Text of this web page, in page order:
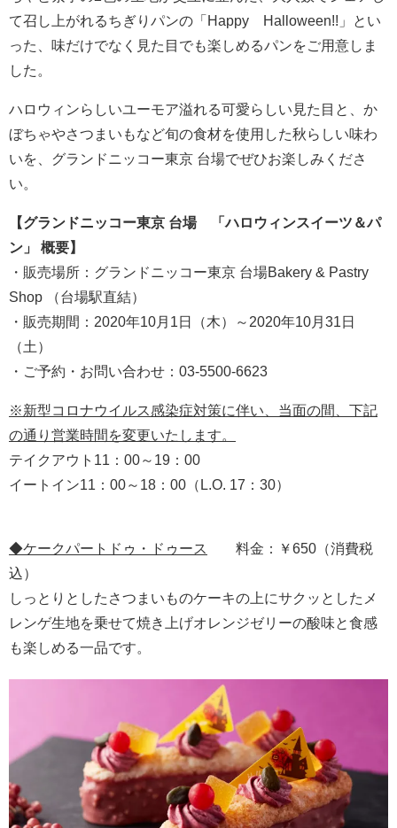
て召し上がれるちぎりパンの「Happy Halloween!!」とい
った、味だけでなく見た目でも楽しめるパンをご用意しま
した。
ハロウィンらしいユーモア溢れる可愛らしい見た目と、か
ぼちゃやさつまいもなど旬の食材を使用した秋らしい味わ
いを、グランドニッコー東京 台場でぜひお楽しみくださ
い。
【グランドニッコー東京 台場 「ハロウィンスイーツ ＆パ
ン 」 概要】
・販売場所：グランドニッコー東京 台場Bakery & Pastry
Shop （台場駅直結）
・販売期間：2020年10月1日（木）～2020年10月31日
（土）
・ご予約・お問い合わせ：03-5500-6623
※新型コロナウイルス感染症対策に伴い、当面の間、下記
の通り営業時間を変更いたします。
テイクアウト11：00～19：00
イートイン11：00～18：00（L.O. 17：30）
◆ケークパートドゥ・ドゥース
料金：￥650（消費税
込）
しっとりとしたさつまいものケーキの上にサクッとしたメ
レンゲ生地を乗せて焼き上げオレンジゼリーの酸味と食感
も楽しめる一品です。